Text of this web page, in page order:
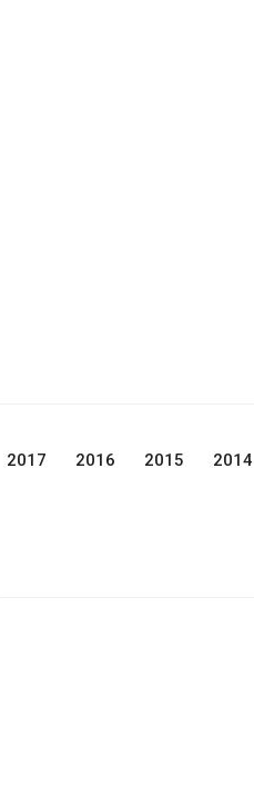
2017 2016 2015 2014